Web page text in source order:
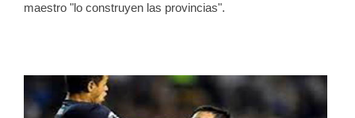
maestro "lo construyen las provincias".